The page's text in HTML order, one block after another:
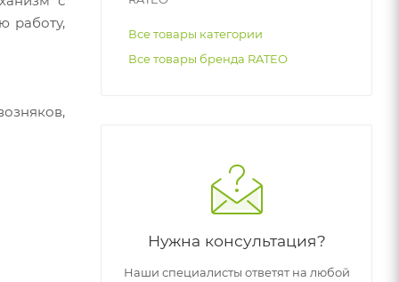
работу,
Все товары категории
Все товары бренда RATEO
Нужна консультация?
Наши специалисты ответят на любой